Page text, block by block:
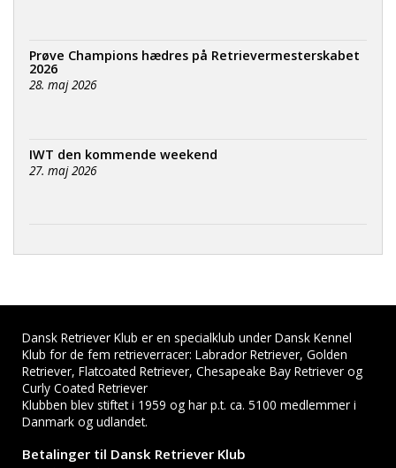
Prøve Champions hædres på Retrievermesterskabet
2026
28. maj 2026
IWT den kommende weekend
27. maj 2026
Dansk Retriever Klub er en specialklub under Dansk Kennel
Klub for de fem retrieverracer: Labrador Retriever, Golden
Retriever, Flatcoated Retriever, Chesapeake Bay Retriever og
Curly Coated Retriever
Klubben blev stiftet i 1959 og har p.t. ca. 5100 medlemmer i
Danmark og udlandet.
Betalinger til Dansk Retriever Klub